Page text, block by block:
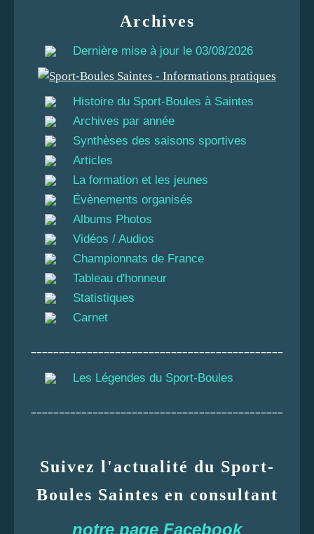
Archives
Dernière mise à jour le 03/08/2026
Histoire du Sport-Boules à Saintes
Archives par année
Synthèses des saisons sportives
Articles
La formation et les jeunes
Évènements organisés
Albums Photos
Vidéos / Audios
Championnats de France
Tableau d'honneur
Statistiques
Carnet
Les Légendes du Sport-Boules
Suivez l'actualité du Sport-
Boules Saintes en consultant
notre page Facebook